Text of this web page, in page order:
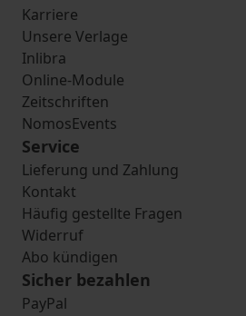
Karriere
Unsere Verlage
Inlibra
Online-Module
Zeitschriften
NomosEvents
Service
Lieferung und Zahlung
Kontakt
Häufig gestellte Fragen
Widerruf
Abo kündigen
Sicher bezahlen
PayPal